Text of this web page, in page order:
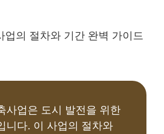
사업은 도시 발전을 위한
니다. 이 사업의 절차와